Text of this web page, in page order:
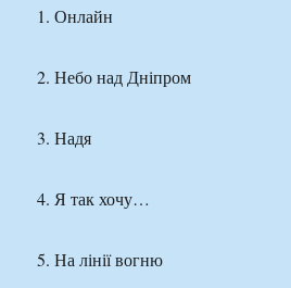
1. Онлайн
2. Небо над Дніпром
3. Надя
4. Я так хочу…
5. На лінії вогню